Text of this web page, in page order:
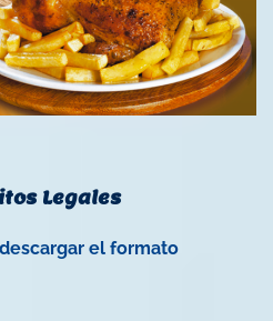
Legales
el formato